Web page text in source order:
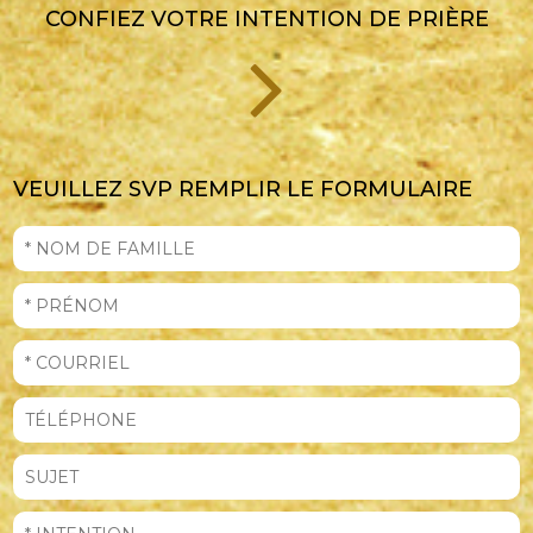
CONFIEZ VOTRE INTENTION DE PRIÈRE
VEUILLEZ SVP REMPLIR LE FORMULAIRE